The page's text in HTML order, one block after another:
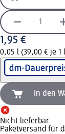
1,95 €
0,05 l (39,00 € je 1
In den
Nicht lieferbar
Paketversand für